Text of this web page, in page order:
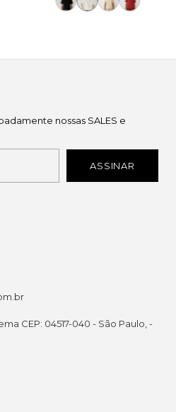
CEP: 04517-040 - São Paulo, -
nossas SALES e